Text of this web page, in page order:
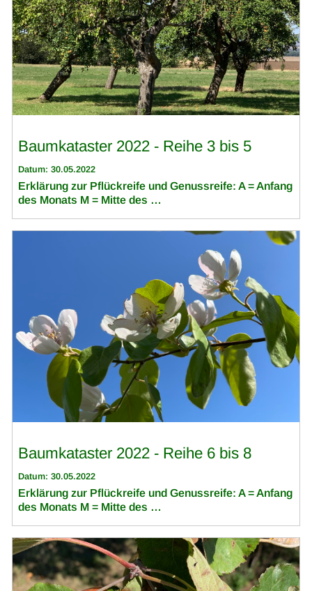
Baumkataster 2022 - Reihe 3 bis 5
Datum: 30.05.2022
Erklärung zur Pflückreife und Genussreife: A = Anfang
des Monats M = Mitte des …
Baumkataster 2022 - Reihe 6 bis 8
Datum: 30.05.2022
Erklärung zur Pflückreife und Genussreife: A = Anfang
des Monats M = Mitte des …